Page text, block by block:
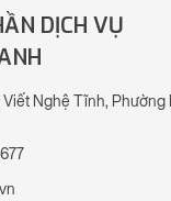
DỊCH VỤ
Nghệ Tĩnh, Phường